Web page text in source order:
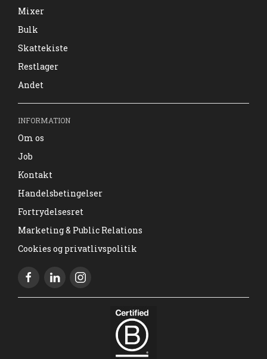
Mixer
Bulk
Skattekiste
Restlager
Andet
INFORMATION
Om os
Job
Kontakt
Handelsbetingelser
Fortrydelsesret
Marketing & Public Relations
Cookies og privatlivspolitik